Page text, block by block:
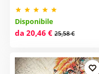
Disponibile
da 20,46 € 25,58 €